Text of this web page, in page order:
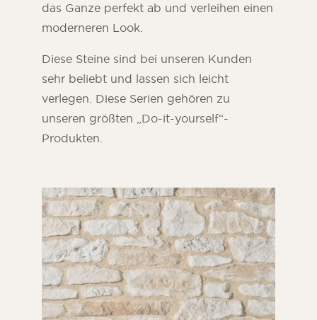
das Ganze perfekt ab und verleihen einen
moderneren Look.
Diese Steine sind bei unseren Kunden
sehr beliebt und lassen sich leicht
verlegen. Diese Serien gehören zu
unseren größten „Do-it-yourself“-
Produkten.